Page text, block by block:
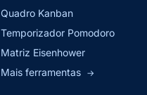
Quadro Kanban
Temporizador Pomodoro
Matriz Eisenhower
Mais ferramentas →